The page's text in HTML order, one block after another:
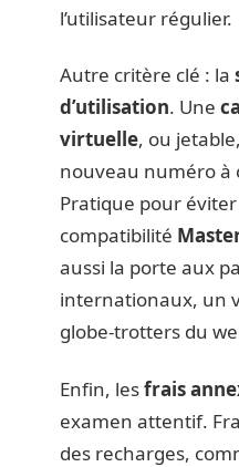
l’utilisateur régulier.
Autre critère clé : la
d’utilisation. Une
virtuelle, ou
nouveau numéro à
Pratique pour
compatibilité
aussi la porte aux
internationaux, un
globe-trotters du
Enfin, lesfrais
examen attentif.
des recharges,